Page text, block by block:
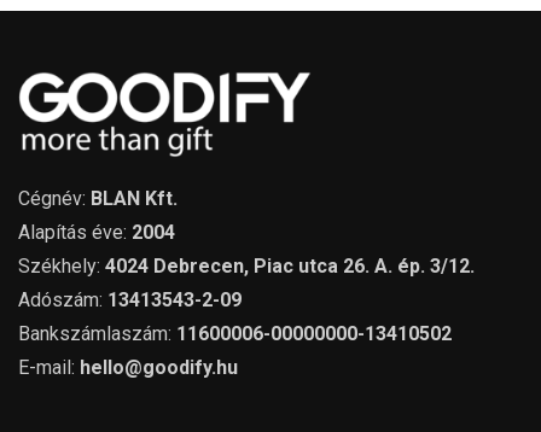
Cégnév: BLAN Kft.
Alapítás éve: 2004
Székhely: 4024 Debrecen, Piac utca 26. A. ép. 3/12.
Adószám: 13413543-2-09
Bankszámlaszám: 11600006-00000000-13410502
E-mail: hello@goodify.hu